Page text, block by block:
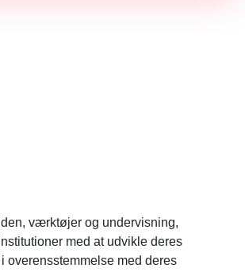
værktøjer og undervisning,
med at udvikle deres
overensstemmelse med deres